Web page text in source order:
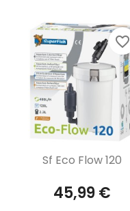
Aperçu rapide
Sf Eco Flow 120
45,99 €
favorite_border